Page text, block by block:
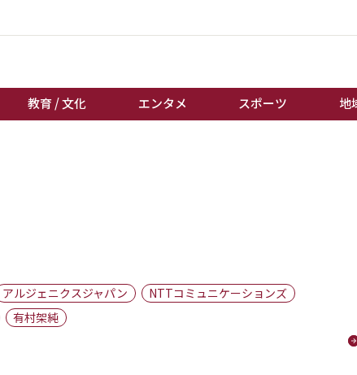
教育 / 文化 エンタメ スポーツ 地
地域
キーパーソン
棋王戦
アルジェニクスジャパン
NTTコミュニケーションズ
有村架純